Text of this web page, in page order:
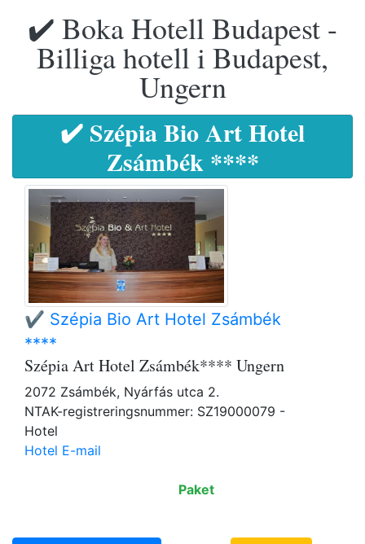
✔️ Boka Hotell Budapest -
Billiga hotell i Budapest,
Ungern
✔️ Szépia Bio Art Hotel
Zsámbék ****
✔️ Szépia Bio Art Hotel Zsámbék
****
Szépia Art Hotel Zsámbék**** Ungern
2072 Zsámbék, Nyárfás utca 2.
NTAK-registreringsnummer: SZ19000079 -
Hotel
Hotel E-mail
Paket